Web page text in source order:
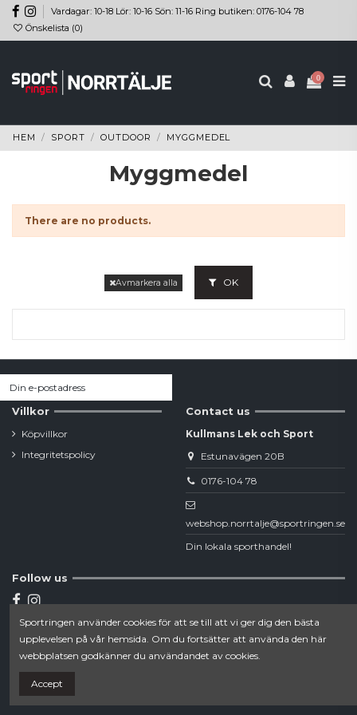
Vardagar: 10-18 Lör: 10-16 Sön: 11-16 Ring butiken: 0176-104 78
Önskelista (0)
0
HEM SPORT OUTDOOR MYGGMEDEL
Myggmedel
There are no products.
Avmarkera alla OK
Villkor
Köpvillkor
Integritetspolicy
Contact us
Kullmans Lek och Sport
Estunavägen 20B
0176-104 78
webshop.norrtalje@sportringen.se
Din lokala sporthandel!
Follow us
Newsletter
Sportringen använder cookies för att se till att vi ger dig den bästa
upplevelsen på vår hemsida. Om du fortsätter att använda den här
webbplatsen godkänner du användandet av cookies.
Accept